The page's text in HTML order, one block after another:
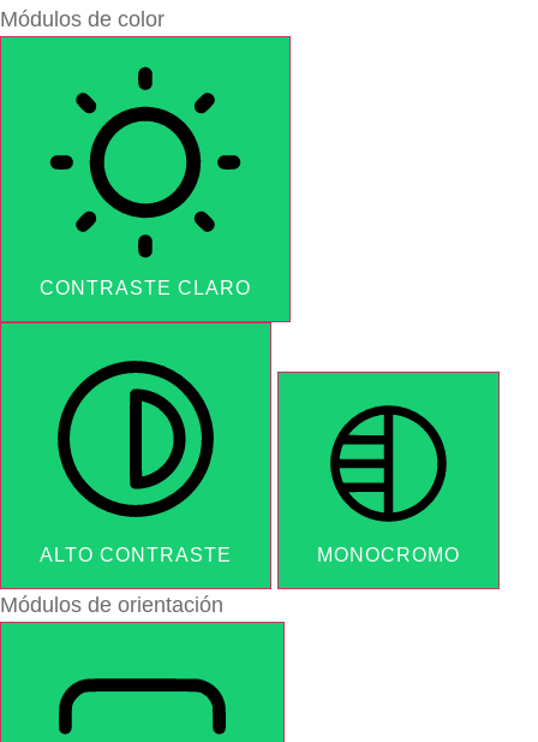
Módulos de color
CONTRASTE CLARO
ALTO CONTRASTE MONOCROMO
Módulos de orientación